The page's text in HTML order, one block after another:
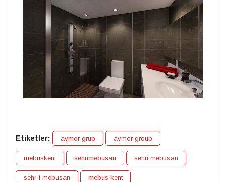
Etiketler: aymor grup aymor group
mebuskent sehrimebusan sehri mebusan
sehr-i mebusan mebus kent